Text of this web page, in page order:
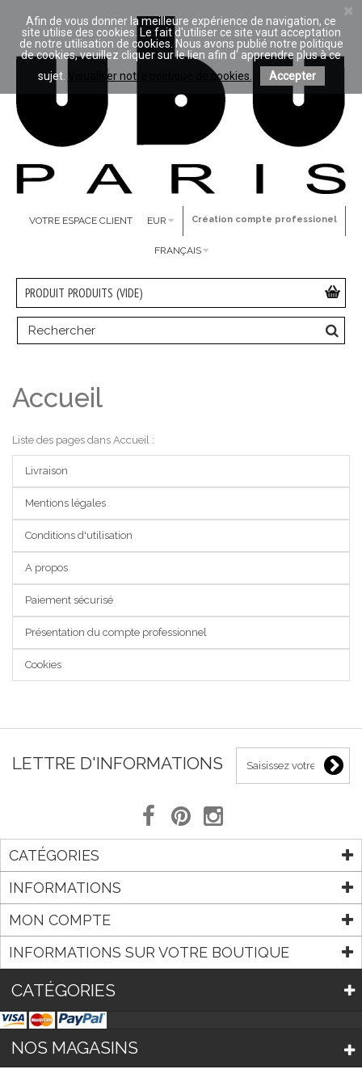
VOTRE ESPACE CLIENT Création compte professionel
EUR
FRANÇAIS
PRODUIT PRODUITS (VIDE)
Accueil
Liste des pages dans Accueil :
Livraison
Mentions légales
Conditions d'utilisation
A propos
Paiement sécurisé
Présentation du compte professionnel
Cookies
LETTRE D'INFORMATIONS
CATÉGORIES
INFORMATIONS
MON COMPTE
INFORMATIONS SUR VOTRE BOUTIQUE
CATÉGORIES
NOS MAGASINS
Afin de vous donner la meilleure expérience de navigation, ce
site utilise des cookies. Le fait d'utiliser ce site vaut acceptation
de notre utilisation de cookies. Nous avons publié notre politique
de cookies, veuillez cliquer sur le lien afin d' apprendre plus à ce
sujet.
Visualiser notre politique de cookies. Accepter